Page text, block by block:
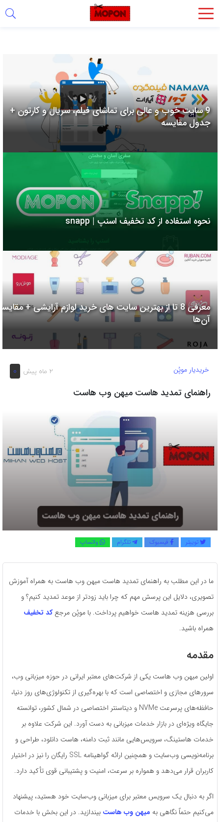
اشتراک
از
روش‌های
زیر
می‌توانید
صفحه
دوستان
خود
به
بگذارید.
لینک
9 سایت خوب و عالی برای تماشای فیلم، سریال و کارتون +
جدول مقایسه
نحوه استفاده از کد تخفیف اسنپ | snapp
معرفی 8 تا از بهترین سایت های خرید لوازم آرایشی +
آن‌ها
2 ماه پیش 0 خریدیار موپُن
راهنمای تمدید هاست میهن وب هاست
توییتر فیسبوک تلگرام واتساپ
ما در این مطلب به راهنمای تمدید هاست میهن وب هاست به همراه آموزش
تصویری، دلایل این پرسش مهم که چرا باید زودتر از موعد تمدید کنیم؟ و
بررسی هزینه تمدید هاست خواهیم پرداخت. با موپُن مرجعکد تخفیف
همراه باشید.
مقدمه
اولین میهن وب هاست یکی از شرکت‌های معتبر ایرانی در حوزه میزبانی وب،
سرورهای مجازی و اختصاصی است که با بهره‌گیری از تکنولوژی‌های روز دنیا،
حافظه‌های پرسرعت NVMe و دیتاسنتر اختصاصی در شمال کشور، توانسته
جایگاه ویژه‌ای در بازار خدمات میزبانی به دست آورد. این شرکت علاوه بر
خدمات هاستینگ، سرویس‌هایی مانند ثبت دامنه، هاست دانلود، طراحی و
برنامه‌نویسی وب‌سایت و همچنین ارائه گواهینامه SSL رایگان را نیز در اختیار
کاربران قرار می‌دهد و همواره بر سرعت، امنیت و پشتیبانی قوی تأکید دارد.
اگر به دنبال یک سرویس معتبر برای میزبانی وب‌سایت خود هستید، پیشنهاد
می‌کنیم حتماً نگاهی به میهن وب هاست بیندازید. در این بخش با خدمات